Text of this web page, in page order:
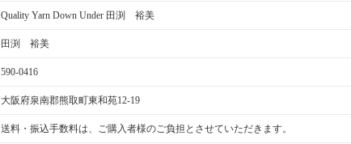
Quality Yarn Down Under 田渕 裕美
田渕 裕美
590-0416
大阪府泉南郡熊取町東和苑12-19
送料・振込手数料は、ご購入者様のご負担とさせていただきます。